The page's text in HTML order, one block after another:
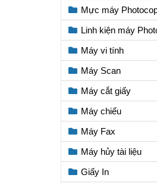
Mực máy
Linh kiện máy
Máy vi tính
Máy Scan
Máy cắt giấy
Máy chiếu
Máy Fax
Máy hủy tài liệu
Giấy In